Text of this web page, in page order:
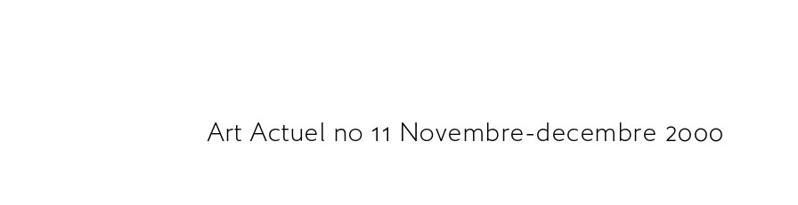
Art Actuel no 11 Novembre-decembre 2000